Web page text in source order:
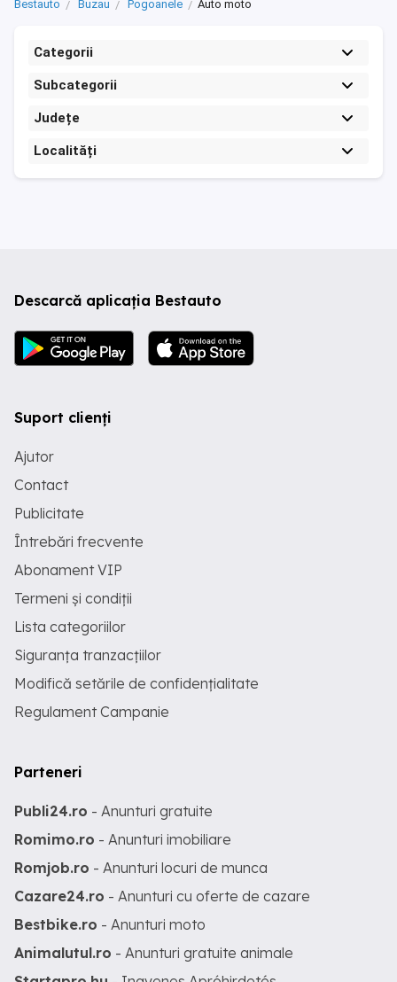
Bestauto Buzau Pogoanele Auto moto
Categorii
Subcategorii
Județe
Localități
Descarcă aplicația Bestauto
Suport clienți
Ajutor
Contact
Publicitate
Întrebări frecvente
Abonament VIP
Termeni și condiții
Lista categoriilor
Siguranța tranzacțiilor
Modifică setările de confidențialitate
Regulament Campanie
Parteneri
Publi24.ro - Anunturi gratuite
Romimo.ro - Anunturi imobiliare
Romjob.ro - Anunturi locuri de munca
Cazare24.ro - Anunturi cu oferte de cazare
Bestbike.ro - Anunturi moto
Animalutul.ro - Anunturi gratuite animale